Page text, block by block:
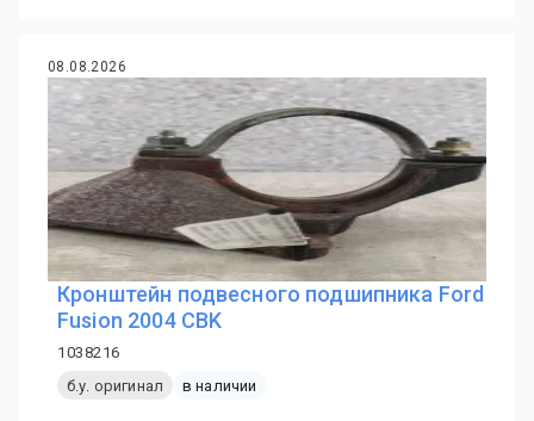
08.08.2026
Кронштейн подвесного подшипника Ford
Fusion 2004 CBK
1038216
б.у. оригинал
в наличии